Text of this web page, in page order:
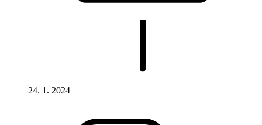
24. 1. 2024